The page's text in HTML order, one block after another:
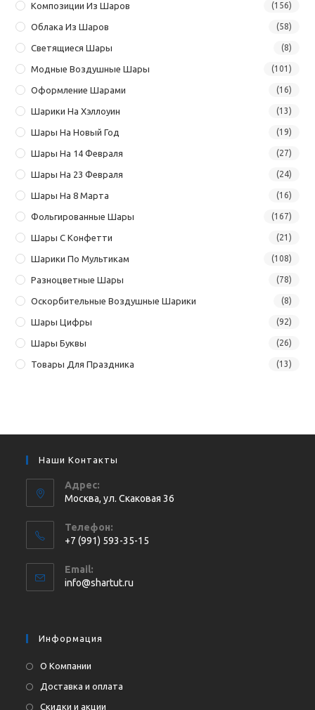
Композиции Из Шаров (156)
Облака Из Шаров (58)
Светящиеся Шары (8)
Модные Воздушные Шары (101)
Оформление Шарами (16)
Шарики На Хэллоуин (13)
Шары На Новый Год (19)
Шары На 14 Февраля (27)
Шары На 23 Февраля (24)
Шары На 8 Марта (16)
Фольгированные Шары (167)
Шары С Конфетти (21)
Шарики По Мультикам (108)
Разноцветные Шары (78)
Оскорбительные Воздушные Шарики (8)
Шары Цифры (92)
Шары Буквы (26)
Товары Для Праздника (13)
Наши Контакты
Адрес:
Москва, ул. Cкаковая 36
Телефон:
+7 (991) 593-35-15
в
вашем
Email:
info@shartut.ru
Информация
О Компании
Доставка и оплата
Скидки и акции